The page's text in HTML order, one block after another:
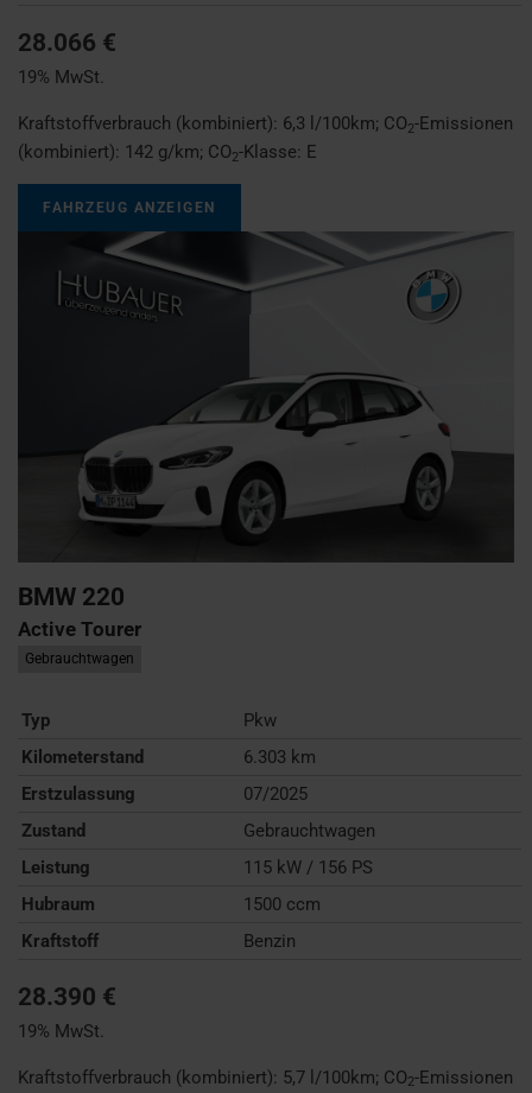
28.066 €
19% MwSt.
Kraftstoffverbrauch (kombiniert): 6,3 l/100km; CO2-Emissionen
(kombiniert): 142 g/km; CO2-Klasse: E
FAHRZEUG ANZEIGEN
BMW 220
Active Tourer
Gebrauchtwagen
Typ
Pkw
Kilometerstand
6.303 km
Erstzulassung
07/2025
Zustand
Gebrauchtwagen
Leistung
115 kW / 156 PS
Hubraum
1500 ccm
Kraftstoff
Benzin
28.390 €
19% MwSt.
Kraftstoffverbrauch (kombiniert): 5,7 l/100km; CO2-Emissionen